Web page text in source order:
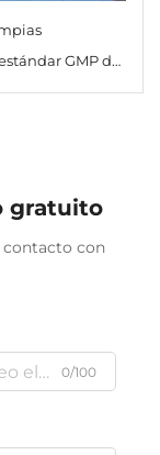
GMP de
vidrio
gratuito
contacto con
0/100